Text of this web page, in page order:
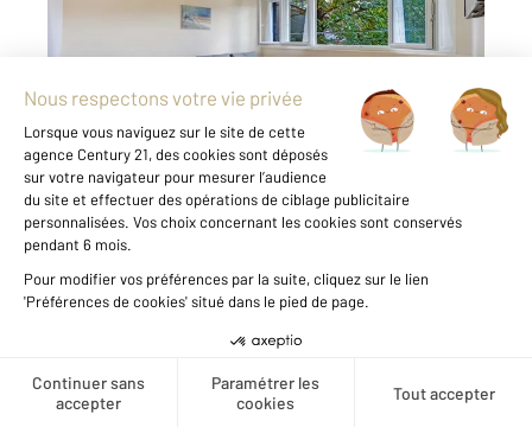
Créer une alerte
Appartement F1 à vendre
209 000 €
Visiter le site dédié
À vendre Studio 24 m² Montrouge À deux pas
de la place Jean Jaurès, découvrez ce studio
de 24 m² parfaitement situ. Niché au rez-de-
chaussée surélevé d'une résidence de
standing avec gardien, il offre un cadre de vie
pratique ...
Voir le détail du bien